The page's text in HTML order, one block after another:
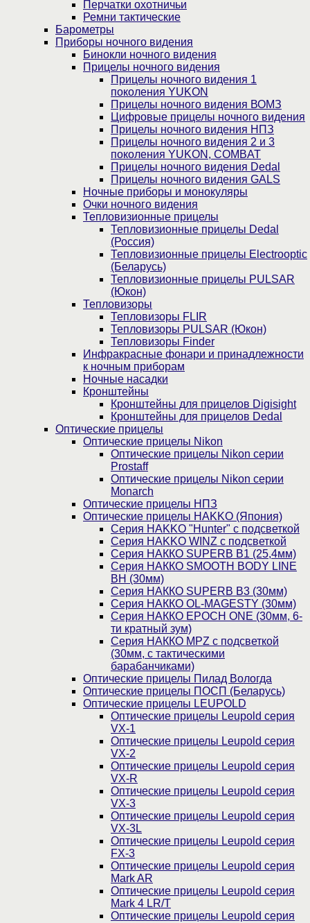
Перчатки охотничьи
Ремни тактические
Барометры
Приборы ночного видения
Бинокли ночного видения
Прицелы ночного видения
Прицелы ночного видения 1
поколения YUKON
Прицелы ночного видения ВОМЗ
Цифровые прицелы ночного видения
Прицелы ночного видения НПЗ
Прицелы ночного видения 2 и 3
поколения YUKON, COMBAT
Прицелы ночного видения Dedal
Прицелы ночного видения GALS
Ночные приборы и монокуляры
Очки ночного видения
Тепловизионные прицелы
Тепловизионные прицелы Dedal
(Россия)
Тепловизионные прицелы Electrooptic
(Беларусь)
Тепловизионные прицелы PULSAR
(Юкон)
Тепловизоры
Тепловизоры FLIR
Тепловизоры PULSAR (Юкон)
Тепловизоры Finder
Инфракрасные фонари и принадлежности
к ночным приборам
Ночные насадки
Кронштейны
Кронштейны для прицелов Digisight
Кронштейны для прицелов Dedal
Оптические прицелы
Оптические прицелы Nikon
Оптические прицелы Nikon серии
Prostaff
Оптические прицелы Nikon серии
Monarch
Оптические прицелы НПЗ
Оптические прицелы HAKKO (Япония)
Cерия HAKKO "Hunter" с подсветкой
Серия НAKKO WINZ с подсветкой
Серия НАККО SUPERB B1 (25,4мм)
Серия НАККО SMOOTH BODY LINE
BH (30мм)
Серия НАККО SUPERB B3 (30мм)
Серия НАККО OL-MAGESTY (30мм)
Серия НАККО EPOCH ONE (30мм, 6-
ти кратный зум)
Серия НАККО MPZ с подсветкой
(30мм, c тактическими
барабанчиками)
Оптические прицелы Пилад Вологда
Оптические прицелы ПОСП (Беларусь)
Оптические прицелы LEUPOLD
Оптические прицелы Leupold серия
VX-1
Оптические прицелы Leupold серия
VX-2
Оптические прицелы Leupold серия
VX-R
Оптические прицелы Leupold серия
VX-3
Оптические прицелы Leupold серия
VX-3L
Оптические прицелы Leupold серия
FX-3
Оптические прицелы Leupold серия
Mark AR
Оптические прицелы Leupold серия
Mark 4 LR/T
Оптические прицелы Leupold серия